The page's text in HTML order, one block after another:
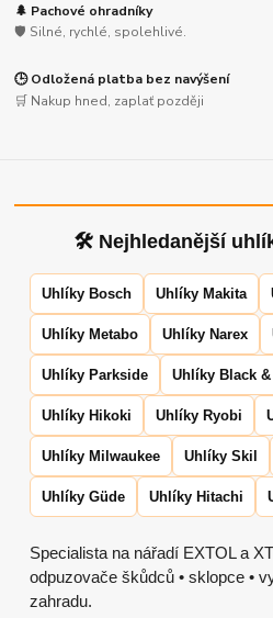
🌲 Pachové ohradníky
🛡️ Silné, rychlé, spolehlivé.
🕒 Odložená platba bez navýšení
🛒 Nakup hned, zaplať později
🛠 Nejhledanější
Uhlíky Bosch Uhlíky Makita
Uhlíky Metabo Uhlíky Narex
Uhlíky Parkside Uhlíky Black &
Uhlíky Hikoki Uhlíky Ryobi
Uhlíky Milwaukee Uhlíky Skil
Uhlíky Güde Uhlíky Hitachi
Specialista na nářadí EXTOL a
odpuzovače škůdců • sklopce •
zahradu.